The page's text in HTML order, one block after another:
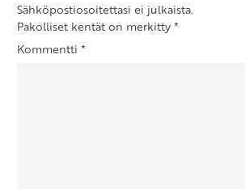
Sähköpostiosoitettasi ei julkaista.
Pakolliset kentät on merkitty*
Kommentti *